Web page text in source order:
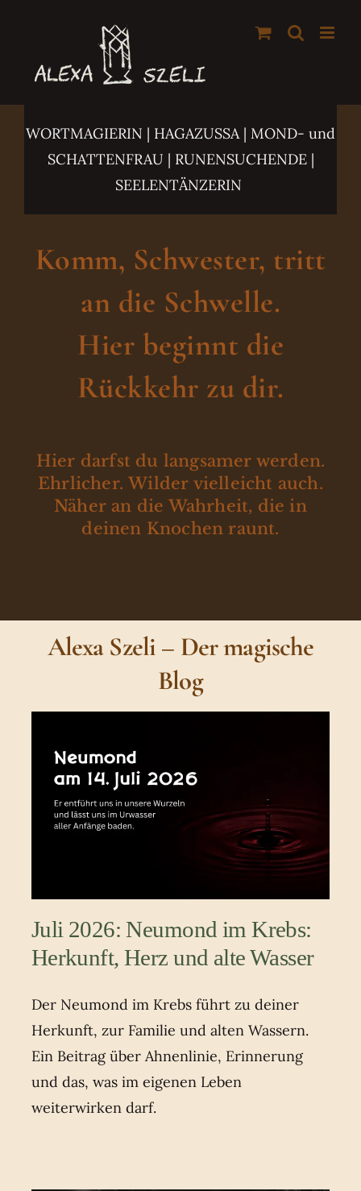
springen
WORTMAGIERIN | HAGAZUSSA | MOND- und
SCHATTENFRAU | RUNENSUCHENDE |
SEELENTÄNZERIN
Komm, Schwester, tritt
an die Schwelle.
Hier beginnt die
Rückkehr zu dir.
Hier darfst du langsamer werden.
Ehrlicher. Wilder vielleicht auch.
Näher an die Wahrheit, die in
deinen Knochen raunt.
Alexa Szeli – Der magische
Blog
Juli 2026: Neumond im Krebs:
Herkunft, Herz und alte Wasser
Der Neumond im Krebs führt zu deiner
Herkunft, zur Familie und alten Wassern.
Ein Beitrag über Ahnenlinie, Erinnerung
und das, was im eigenen Leben
weiterwirken darf.